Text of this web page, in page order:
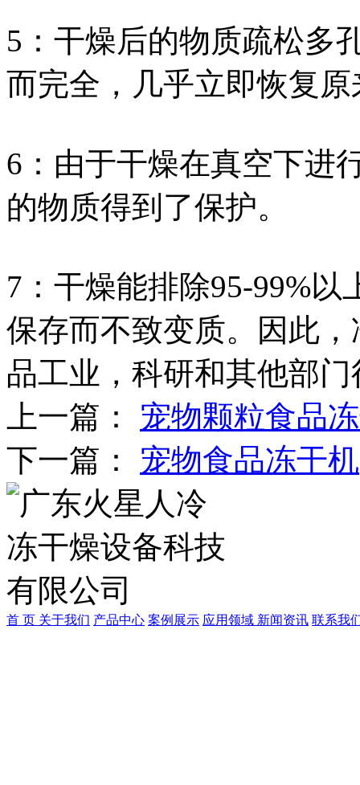
5：干燥后的物质疏松多
而完全，几乎立即恢复
6：由于干燥在真空下进
的物质得到了保护。
7：干燥能排除95-99%
保存而不致变质。因此
品工业，科研和其他部
上一篇： 宠物颗粒食品
下一篇： 宠物食品冻干机
首 页 关于我们 产品中心 案例展示 应用领域 新闻资讯 联系我